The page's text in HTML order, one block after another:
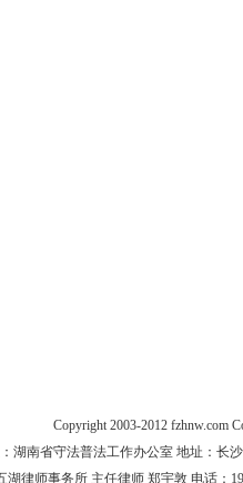
Copyright 2003-2012 fzhnw.com
湖南省守法普法工作办公室 地址：长
律师事务所 主任律师 郑宇敦 电话：